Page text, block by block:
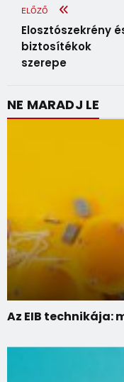
ELŐZŐ
Elosztószekrény
biztosítékok
szerepe
NE MARADJ LE
Az EIB technikája: